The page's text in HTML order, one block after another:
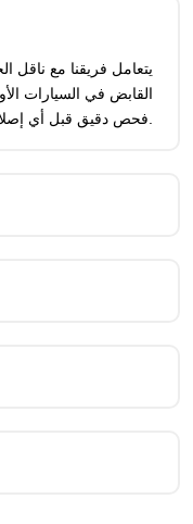
يتعامل فريقنا مع ناقل
القابض في السيارات